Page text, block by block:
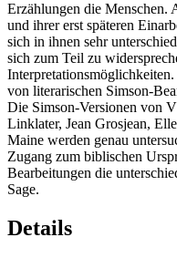
Erzählungen die Menschen.
und ihrer erst späteren
sich in ihnen sehr
sich zum Teil zu
von literarischen Simson-
Die Simson-Versionen von
Linklater, Jean Grosjean,
Maine werden genau
Zugang zum biblischen
Bearbeitungen die
Sage.
Details